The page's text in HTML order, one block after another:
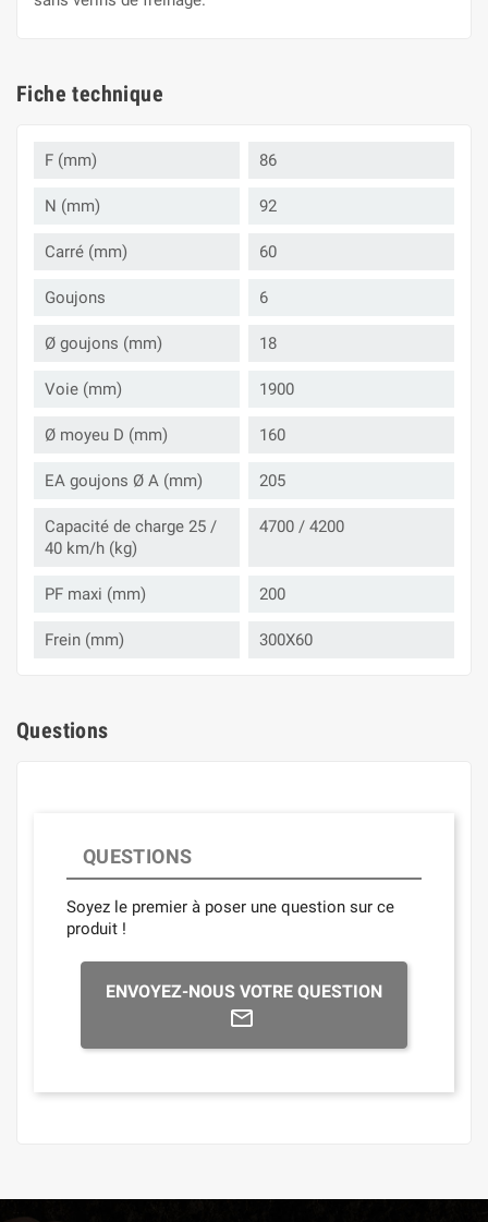
Fiche technique
F (mm) 86
N (mm) 92
Carré (mm) 60
Goujons 6
Ø goujons (mm) 18
Voie (mm) 1900
Ø moyeu D (mm) 160
EA goujons Ø A (mm) 205
Capacité de charge 25 /
40 km/h (kg)
4700 / 4200
PF maxi (mm) 200
Frein (mm) 300X60
Questions
QUESTIONS
Soyez le premier à poser une question sur ce
produit !
ENVOYEZ-NOUS VOTRE QUESTION